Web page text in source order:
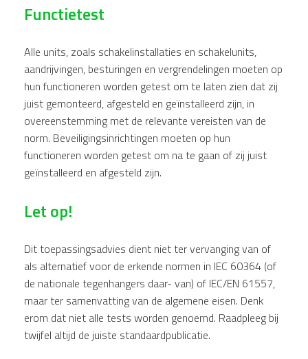
Functietest
Alle units, zoals schakelinstallaties en schakelunits,
aandrijvingen, besturingen en vergrendelingen moeten op
hun functioneren worden getest om te laten zien dat zij
juist gemonteerd, afgesteld en geïnstalleerd zijn, in
overeenstemming met de relevante vereisten van de
norm. Beveiligingsinrichtingen moeten op hun
functioneren worden getest om na te gaan of zij juist
geïnstalleerd en afgesteld zijn.
Let op!
Dit toepassingsadvies dient niet ter vervanging van of
als alternatief voor de erkende normen in IEC 60364 (of
de nationale tegenhangers daar- van) of IEC/EN 61557,
maar ter samenvatting van de algemene eisen. Denk
erom dat niet alle tests worden genoemd. Raadpleeg bij
twijfel altijd de juiste standaardpublicatie.